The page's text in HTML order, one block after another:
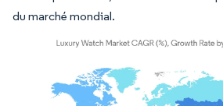
du marché mondial.